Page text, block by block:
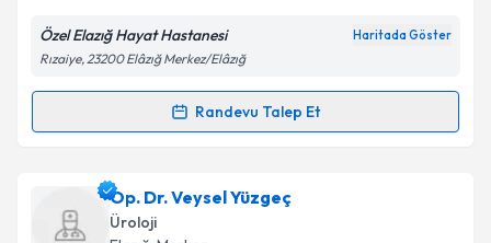
Özel Elazığ Hayat Hastanesi Haritada Göster
Rızaiye, 23200 Elâzığ Merkez/Elâzığ
Randevu Talep Et
Randevu Takvimi Talebi
Op. Dr. Erduran Güriçin randevu takvimi talebi
oluşturun. Size bu uzmandan randevu almanız için bir
takvim hazırlandığında e-posta ile bilgilendireceğiz.
Op. Dr. Veysel Yüzgeç
Üroloji